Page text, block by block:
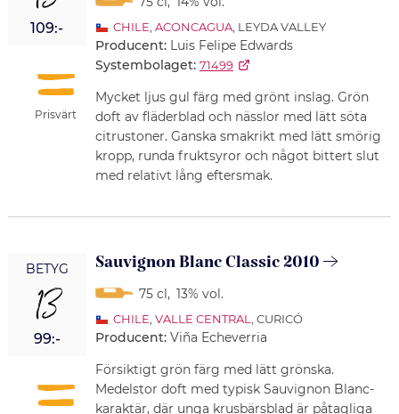
109:-
Prisvärt
CHILE ACONCAGUA, LEYDA VALLEY
Producent: Luis Felipe Edwards
Systembolaget: 71499
Mycket ljus gul färg med grönt inslag. Grön
doft av fläderblad och nässlor med lätt söta
citrustoner. Ganska smakrikt med lätt smörig
kropp, runda fruktsyror och något bittert slut
med relativt lång eftersmak.
BETYG
13
99:-
Sauvignon Blanc Classic 2010
75 cl, 13% vol.
CHILE VALLE CENTRAL , CURICÓ
Producent: Viña Echeverria
Försiktigt grön färg med lätt grönska.
Medelstor doft med typisk Sauvignon Blanc-
karaktär, där unga krusbärsblad är påtagliga